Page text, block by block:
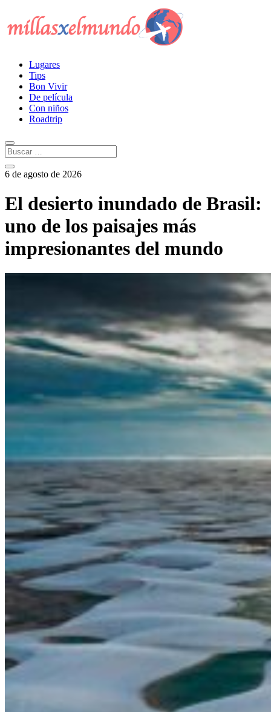
Lugares
Tips
Bon Vivir
De película
Con niños
Roadtrip
6 de agosto de 2026
El desierto inundado de Brasil:
uno de los paisajes más
impresionantes del mundo